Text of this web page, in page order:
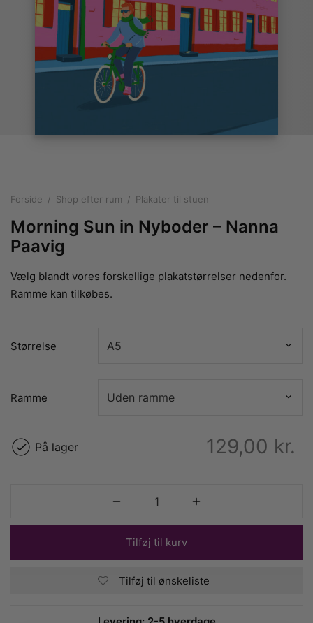
Forside / Shop efter rum / Plakater til stuen
Morning Sun in Nyboder – Nanna
Paavig
Vælg blandt vores forskellige plakatstørrelser nedenfor.
Ramme kan tilkøbes.
Størrelse
Ramme
129,00 kr.
På lager
Tilføj til kurv
Tilføj til ønskeliste
plakater
i pastelfarver
plakater
til sommerhuset
plakater
med kvinder